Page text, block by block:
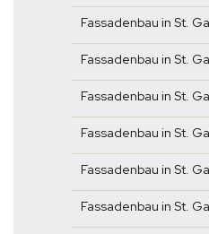
Fassadenbau in St.
Fassadenbau in St.
Fassadenbau in St.
Fassadenbau in St.
Fassadenbau in St.
Fassadenbau in St.